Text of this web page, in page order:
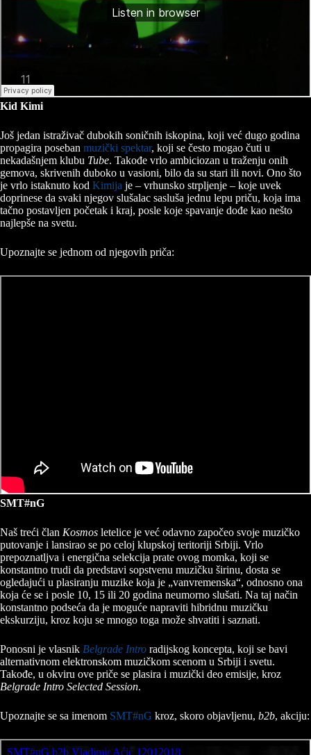
Kid Kimi
Još jedan istraživač dubokih soničnih iskopina, koji već dugo godina
propagira poseban muzički spektar, koji se često mogao čuti u
nekadašnjem klubu Tube. Takođe vrlo ambiciozan u traženju onih
gemova, skrivenih duboko u vasioni, bilo da su stari ili novi. Ono što
je vrlo istaknuto kod Kimija je – vrhunsko strpljenje – koje uvek
doprinese da svaki njegov slušalac sasluša jednu lepu priču, koja ima
tačno postavljen početak i kraj, posle koje spavanje dođe kao nešto
najlepše na svetu.
Upoznajte se jednom od njegovih priča:
SMT#nG
Naš treći član Kosmos letelice je već odavno započeo svoje muzičko
putovanje i lansirao se po celoj klupskoj teritoriji Srbiji. Vrlo
prepoznatljva i energična selekcija prate ovog momka, koji se
konstantno trudi da predstavi sopstvenu muzičku širinu, dosta se
ogledajući u plasiranju muzike koja je „vanvremenska“, odnosno ona
koja će se i posle 10, 15 ili 20 godina neumorno slušati. Na taj način
konstantno podseća da je moguće napraviti hibridnu muzičku
ekskurziju, kroz koju se mnogo toga može shvatiti i saznati.
Ponosni je vlasnik Belgrade Intro radijskog koncepta, koji se bavi
alternativnom elektronskom muzičkom scenom u Srbiji i svetu.
Takođe, u okviru ove priče se plasira i muzički deo emisije, kroz
Belgrade Intro Selected Session.
Upoznajte se sa imenom SMT#nG kroz, skoro objavljenu, b2b, akciju: